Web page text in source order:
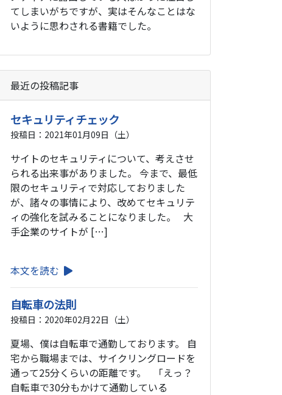
てしまいがちですが、実はそんなことはな
いように思わされる書籍でした。
最近の投稿記事
セキュリティチェック
投稿日：2021年01月09日（土）
サイトのセキュリティについて、考えさせ
られる出来事がありました。 今まで、最低
限のセキュリティで対応しておりました
が、諸々の事情により、改めてセキュリテ
ィの強化を試みることになりました。 大
手企業のサイトが […]
本文を読む
自転車の法則
投稿日：2020年02月22日（土）
夏場、僕は自転車で通勤しております。 自
宅から職場までは、サイクリングロードを
通って25分くらいの距離です。 「えっ？
自転車で30分もかけて通勤している